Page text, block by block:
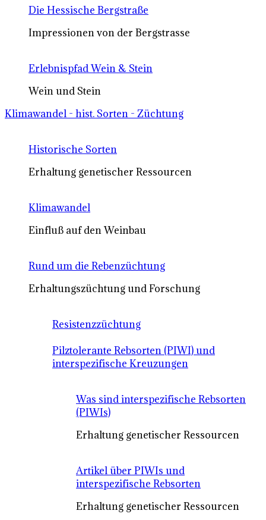
Die Hessische Bergstraße
Impressionen von der Bergstrasse
Erlebnispfad Wein & Stein
Wein und Stein
Klimawandel - hist. Sorten - Züchtung
Historische Sorten
Erhaltung genetischer Ressourcen
Klimawandel
Einfluß auf den Weinbau
Rund um die Rebenzüchtung
Erhaltungszüchtung und Forschung
Resistenzzüchtung
Pilztolerante Rebsorten (PIWI) und
interspezifische Kreuzungen
Was sind interspezifische Rebsorten
(PIWIs)
Erhaltung genetischer Ressourcen
Artikel über PIWIs und
interspezifische Rebsorten
Erhaltung genetischer Ressourcen